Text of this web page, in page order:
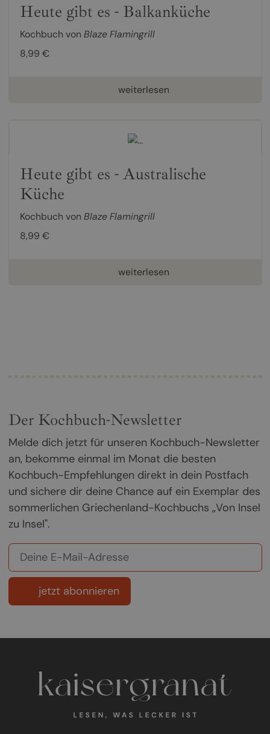
Heute gibt es - Balkanküche
Kochbuch von Blaze Flamingrill
8,99 €
weiterlesen
Heute gibt es - Australische
Küche
Kochbuch von Blaze Flamingrill
8,99 €
weiterlesen
Der Kochbuch-Newsletter
Melde dich jetzt für unseren Kochbuch-Newsletter
an, bekomme einmal im Monat die besten
Kochbuch-Empfehlungen direkt in dein Postfach
und sichere dir deine Chance auf ein Exemplar des
sommerlichen Griechenland-Kochbuchs „Von Insel
zu Insel".
jetzt abonnieren